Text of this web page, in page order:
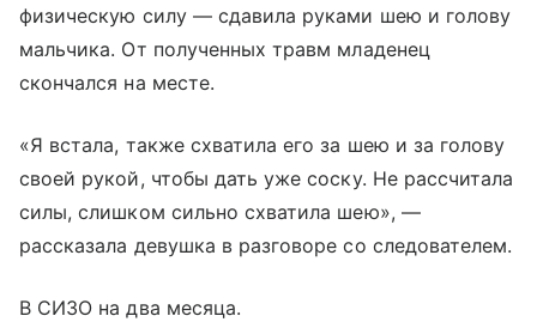
физическую силу — сдавила руками шею и голову
мальчика. От полученных травм младенец
скончался на месте.
«Я встала, также схватила его за шею и за голову
своей рукой, чтобы дать уже соску. Не рассчитала
силы, слишком сильно схватила шею», —
рассказала девушка в разговоре со следователем.
В СИЗО на два месяца.